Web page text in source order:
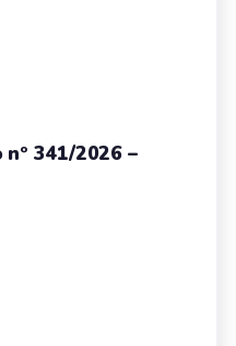
341/2026 –